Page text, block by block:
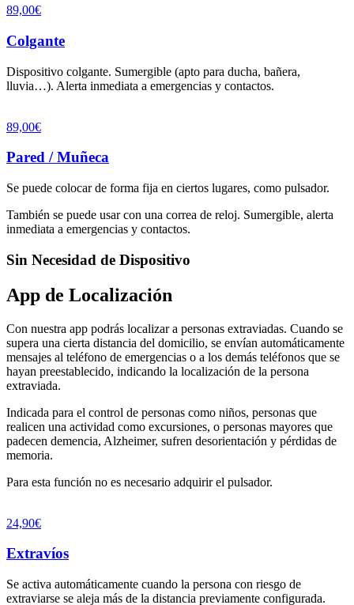
89,00€
Colgante
Dispositivo colgante. Sumergible (apto para ducha, bañera,
lluvia…). Alerta inmediata a emergencias y contactos.
89,00€
Pared / Muñeca
Se puede colocar de forma fija en ciertos lugares, como pulsador.
También se puede usar con una correa de reloj. Sumergible, alerta
inmediata a emergencias y contactos.
Sin Necesidad de Dispositivo
App de Localización
Con nuestra app podrás localizar a personas extraviadas. Cuando se
supera una cierta distancia del domicilio, se envían automáticamente
mensajes al teléfono de emergencias o a los demás teléfonos que se
hayan preestablecido, indicando la localización de la persona
extraviada.
Indicada para el control de personas como niños, personas que
realicen una actividad como excursiones, o personas mayores que
padecen demencia, Alzheimer, sufren desorientación y pérdidas de
memoria.
Para esta función no es necesario adquirir el pulsador.
24,90€
Extravíos
Se activa automáticamente cuando la persona con riesgo de
extraviarse se aleja más de la distancia previamente configurada.